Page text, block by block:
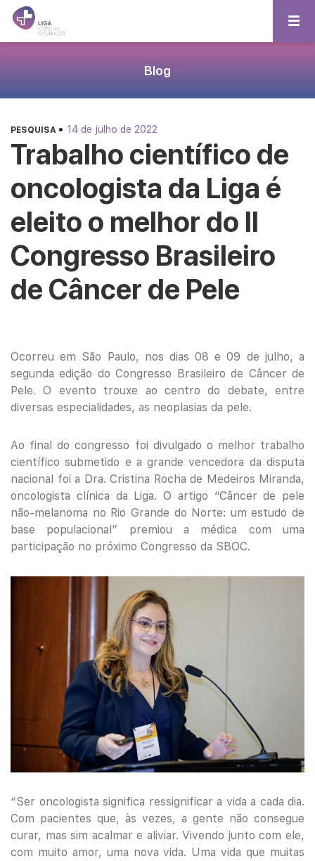
Blog
PESQUISA • 14 de julho de 2022
Trabalho científico de
oncologista da Liga é
eleito o melhor do II
Congresso Brasileiro
de Câncer de Pele
Ocorreu em São Paulo, nos dias 08 e 09 de julho, a
segunda edição do Congresso Brasileiro de Câncer de
Pele. O evento trouxe ao centro do debate, entre
diversas especialidades, as neoplasias da pele.
Ao final do congresso foi divulgado o melhor trabalho
científico submetido e a grande vencedora da disputa
nacional foi a Dra. Cristina Rocha de Medeiros Miranda,
oncologista clínica da Liga. O artigo “Câncer de pele
não-melanoma no Rio Grande do Norte: um estudo de
base populacional” premiou a médica com uma
participação no próximo Congresso da SBOC.
“Ser oncologista significa ressignificar a vida a cada dia.
Com pacientes que, às vezes, a gente não consegue
curar, mas sim acalmar e aliviar. Vivendo junto com ele,
com muito amor, uma nova vida. Uma vida que muitas